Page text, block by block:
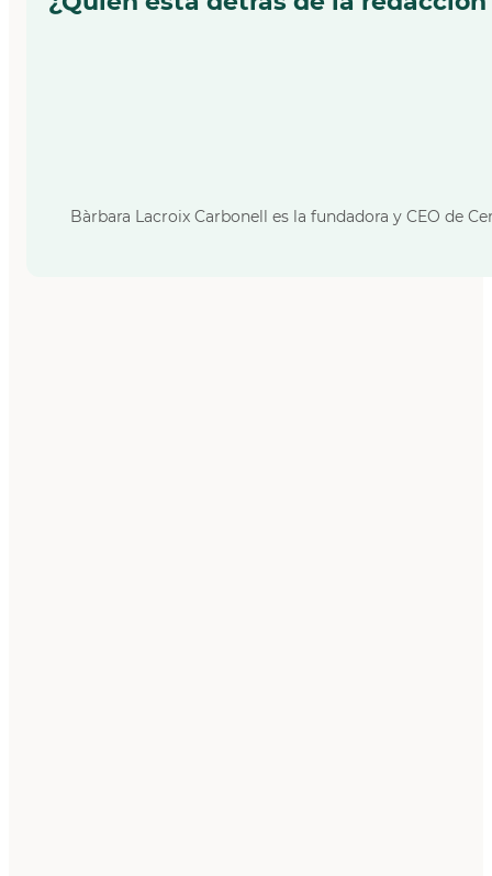
Bàrbara Lacroix Carbonell es la fundadora y CEO de